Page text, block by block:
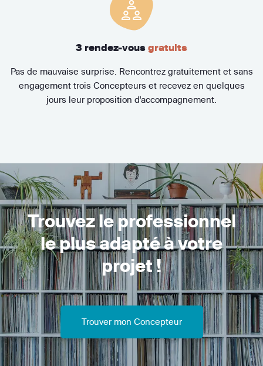
3 rendez-vous gratuits
Pas de mauvaise surprise. Rencontrez gratuitement et sans
engagement trois Concepteurs et recevez en quelques
jours leur proposition d'accompagnement.
Trouvez le professionnel
le plus adapté à votre
projet !
Trouver mon Concepteur